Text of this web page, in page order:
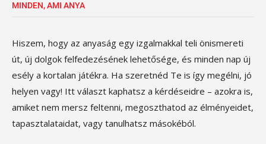
MINDEN, AMI ANYA
Hiszem, hogy az anyaság egy izgalmakkal teli önismereti
út, új dolgok felfedezésének lehetősége, és minden nap új
esély a kortalan játékra. Ha szeretnéd Te is így megélni, jó
helyen vagy! Itt választ kaphatsz a kérdéseidre – azokra is,
amiket nem mersz feltenni, megoszthatod az élményeidet,
tapasztalataidat, vagy tanulhatsz másokéból.